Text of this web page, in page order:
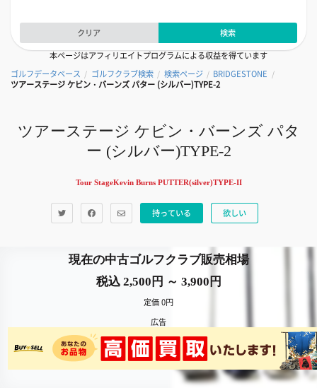
クリア
検索
本ページはアフィリエイトプログラムによる収益を得ています
ゴルフデータベース / ゴルフクラブ検索 / 検索ページ / BRIDGESTONE /
ツアーステージ ケビン・バーンズ パター (シルバー)TYPE-2
ツアーステージ ケビン・バーンズ パタ
ー (シルバー)TYPE-2
Tour StageKevin Burns PUTTER(silver)TYPE-II
持っている 欲しい
現在の中古ゴルフクラブ販売相場
税込 2,500円 ～ 3,900円
定価 0円
広告